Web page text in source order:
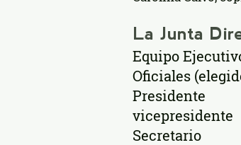
La Junta
Equipo
Oficiales
Presidente
vicepresidente
Secretario